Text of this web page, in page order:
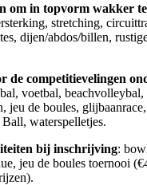
om in topvorm wakker
stretching,
dijen/abdos/billen,
de competitievelingen
voetbal, beachvolleybal,
jeu de boules,
waterspelletjes.
bij inschrijving:
jeu de boules toernooi